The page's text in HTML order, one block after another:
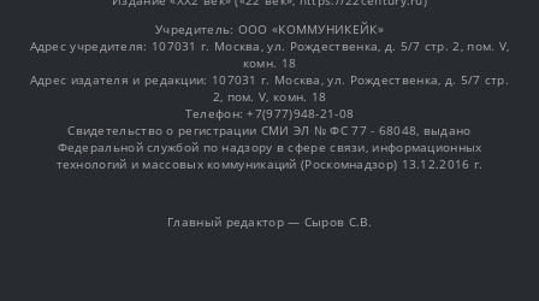
Учредитель: OOO «КОММУНИКЕЙК»
Адрес учредителя: 107031 г. Москва, ул. Рождественка, д. 5/7 стр. 2, пом. V,
комн. 18
Адрес издателя и редакции: 107031 г. Москва, ул. Рождественка, д. 5/7 стр.
2, пом. V, комн. 18
Телефон: +7(977)948-21-08
Свидетельство о регистрации СМИ ЭЛ № ФС 77 - 68048, выдано
Федеральной службой по надзору в сфере связи, информационных
технологий и массовых коммуникаций (Роскомнадзор) 13.12.2016 г.
Главный редактор — Сыров С.В.